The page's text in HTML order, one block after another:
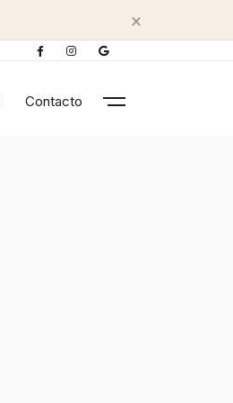
×
Contacto